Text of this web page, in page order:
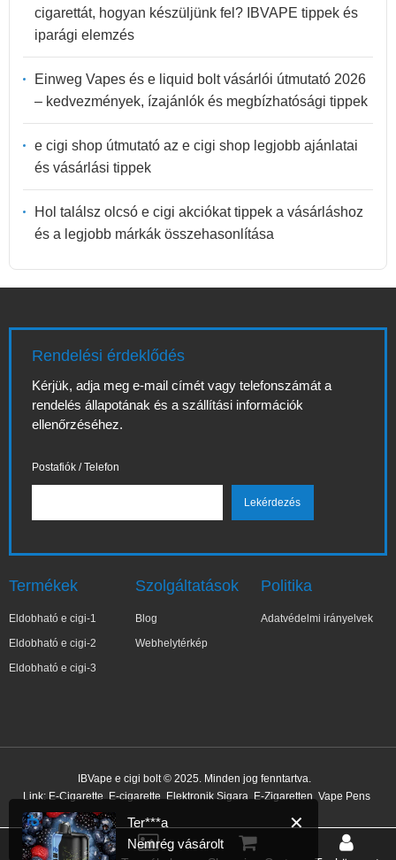
cigarettát, hogyan készüljünk fel? IBVAPE tippek és
iparági elemzés
Einweg Vapes és e liquid bolt vásárlói útmutató 2026
– kedvezmények, ízajánlók és megbízhatósági tippek
e cigi shop útmutató az e cigi shop legjobb ajánlatai
és vásárlási tippek
Hol találsz olcsó e cigi akciókat tippek a vásárláshoz
és a legjobb márkák összehasonlítása
Rendelési érdeklődés
Kérjük, adja meg e-mail címét vagy telefonszámát a
rendelés állapotának és a szállítási információk
ellenőrzéséhez.
Postafiók / Telefon
Termékek
Eldobható e cigi-1
Eldobható e cigi-2
Eldobható e cigi-3
Szolgáltatások
Blog
Webhelytérkép
Politika
Adatvédelmi irányelvek
IBVape e cigi bolt © 2025. Minden jog fenntartva.
Link: E-Cigarette E-cigarette Elektronik Sigara E-Zigaretten Vape Pens
Nemrég vásárolt
17 perccel ezelőtt